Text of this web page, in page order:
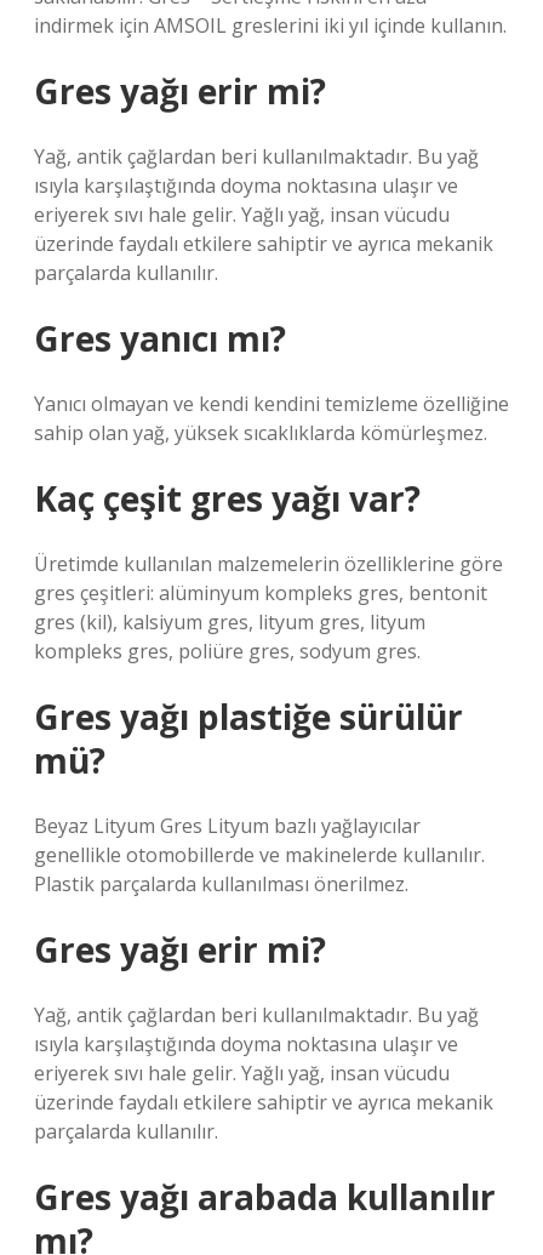
indirmek için AMSOIL greslerini iki yıl içinde kullanın.
Gres yağı erir mi?
Yağ, antik çağlardan beri kullanılmaktadır. Bu yağ
ısıyla karşılaştığında doyma noktasına ulaşır ve
eriyerek sıvı hale gelir. Yağlı yağ, insan vücudu
üzerinde faydalı etkilere sahiptir ve ayrıca mekanik
parçalarda kullanılır.
Gres yanıcı mı?
Yanıcı olmayan ve kendi kendini temizleme özelliğine
sahip olan yağ, yüksek sıcaklıklarda kömürleşmez.
Kaç çeşit gres yağı var?
Üretimde kullanılan malzemelerin özelliklerine göre
gres çeşitleri: alüminyum kompleks gres, bentonit
gres (kil), kalsiyum gres, lityum gres, lityum
kompleks gres, poliüre gres, sodyum gres.
Gres yağı plastiğe sürülür
mü?
Beyaz Lityum Gres Lityum bazlı yağlayıcılar
genellikle otomobillerde ve makinelerde kullanılır.
Plastik parçalarda kullanılması önerilmez.
Gres yağı erir mi?
Yağ, antik çağlardan beri kullanılmaktadır. Bu yağ
ısıyla karşılaştığında doyma noktasına ulaşır ve
eriyerek sıvı hale gelir. Yağlı yağ, insan vücudu
üzerinde faydalı etkilere sahiptir ve ayrıca mekanik
parçalarda kullanılır.
Gres yağı arabada kullanılır
mı?